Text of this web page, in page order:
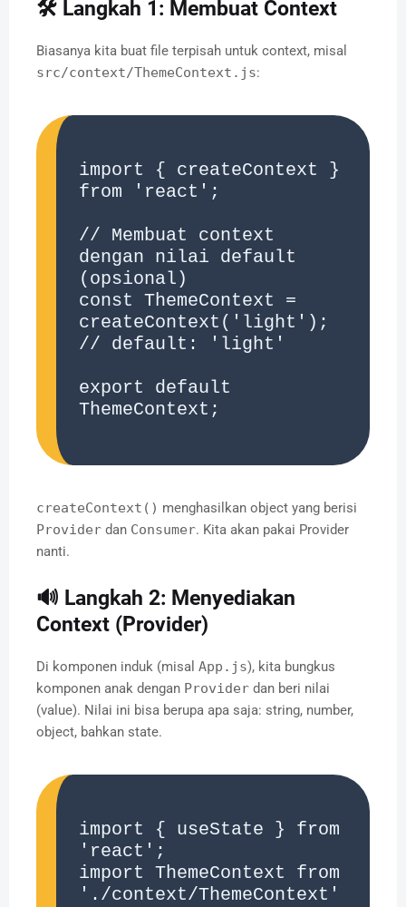
🛠️ Langkah 1: Membuat Context
Biasanya kita buat file terpisah untuk context, misal
src/context/ThemeContext.js:
import { createContext }
from 'react';
// Membuat context
dengan nilai default
(opsional)
const ThemeContext =
createContext('light');
// default: 'light'
export default
ThemeContext;
createContext() menghasilkan object yang berisi
Provider dan Consumer. Kita akan pakai Provider
nanti.
🔊 Langkah 2: Menyediakan
Context (Provider)
Di komponen induk (misal App.js), kita bungkus
komponen anak dengan Provider dan beri nilai
(value). Nilai ini bisa berupa apa saja: string, number,
object, bahkan state.
import { useState } from
'react';
import ThemeContext from
'./context/ThemeContext'